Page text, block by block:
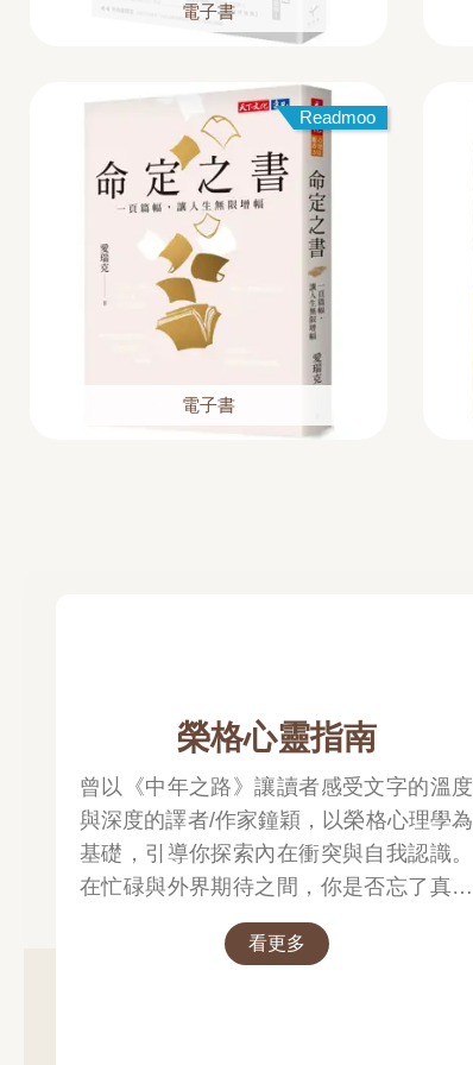
電子書
Readmoo
電子書
榮格心靈指南
曾以《中年之路》讓讀者感受文字的溫度
與深度的譯者/作家鐘穎，以榮格心理學為
基礎，引導你探索內在衝突與自我認識。
在忙碌與外界期待之間，你是否忘了真正
的自己？文字溫柔卻不逃避現實，每一章
都像一面鏡子，映照出你未曾察覺的自
看更多